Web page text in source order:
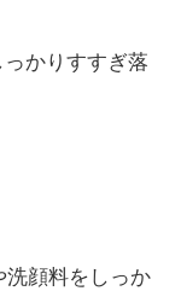
かりすすぎ落
洗顔料をしっか